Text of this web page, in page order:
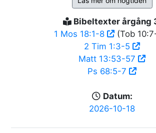
Bibeltexter årgång
1 Mos 18:1-8
(Tob
2 Tim 1:3-5
Matt 13:53-57
Ps 68:5-7
Datum:
2026-10-18